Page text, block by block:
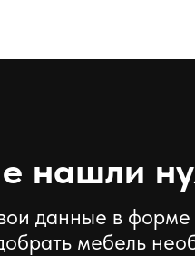
нашли
данные в
мебель